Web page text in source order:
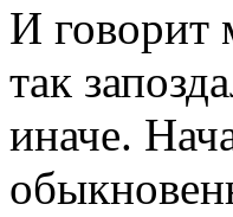
И говорит
так
иначе.